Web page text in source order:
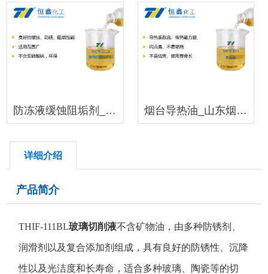
防冻液缓蚀阻垢剂_防冻液添加剂 烟台导热油_山东烟台导热油
详细介绍
产品简介
THIF-111BL玻璃切削液不含矿物油，由多种防锈剂、
润滑剂以及复合添加剂组成，具有良好的防锈性、沉降
性以及光洁度和长寿命，适合多种玻璃、陶瓷等的切